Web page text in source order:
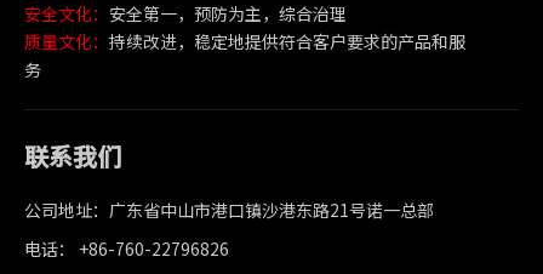
安全文化： 安全第一，预防为主，综合治理
质量文化： 持续改进，稳定地提供符合客户要求的产品和服
务
联系我们
公司地址：广东省中山市港口镇沙港东路21号诺一总部
电话： +86-760-22796826